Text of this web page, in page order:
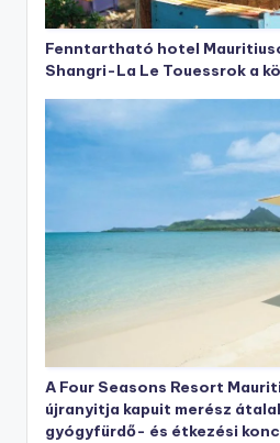
Fenntartható hotel
Shangri-La Le Touessrok a
A Four Seasons Resort
újranyitja kapuit merész
gyógyfürdő- és étkezési